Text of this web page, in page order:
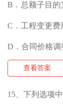
B．总额子目的
C．工程变更费
D．合同价格调
查看答案
15、下列选项